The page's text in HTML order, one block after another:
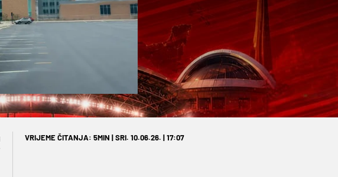
VRIJEME ČITANJA: 5MIN | SRI. 10.06.26. | 17:07